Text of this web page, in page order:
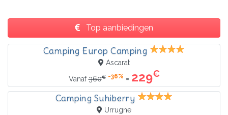
Top aanbiedingen
Camping Europ Camping
Ascarat
Vanaf360€ -36% = 229€
Camping Suhiberry
Urrugne